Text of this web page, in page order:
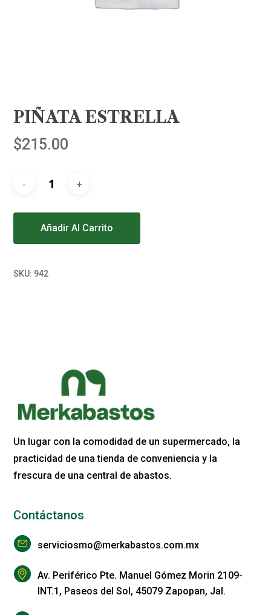
PIÑATA ESTRELLA
$215.00
Añadir Al Carrito
SKU: 942
Un lugar con la comodidad de un supermercado, la
practicidad de una tienda de conveniencia y la
frescura de una central de abastos.
Contáctanos
serviciosmo@merkabastos.com.mx
Av. Periférico Pte. Manuel Gómez Morin 2109-
INT.1, Paseos del Sol, 45079 Zapopan, Jal.